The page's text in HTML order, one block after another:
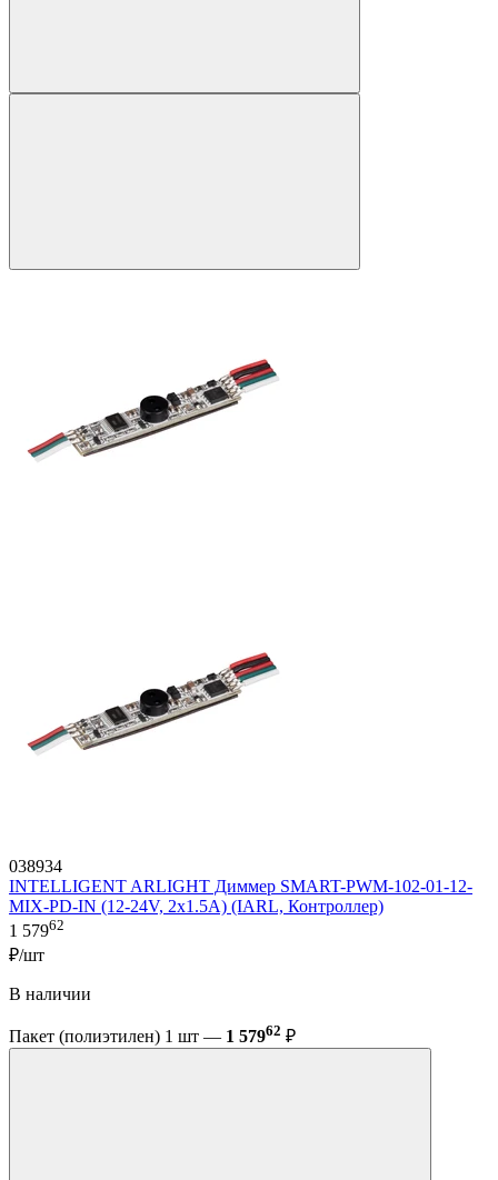
038934
INTELLIGENT ARLIGHT Диммер SMART-PWM-102-01-12-
MIX-PD-IN (12-24V, 2x1.5A) (IARL, Контроллер)
1 57962
₽/шт
В наличии
Пакет (полиэтилен) 1 шт — 1 57962 ₽